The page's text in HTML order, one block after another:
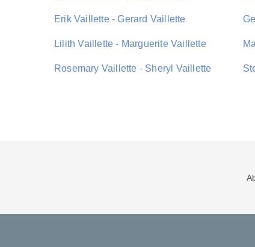
Erik Vaillette - Gerard Vaillette
Lilith Vaillette - Marguerite Vaillette
Rosemary Vaillette - Sheryl Vaillette